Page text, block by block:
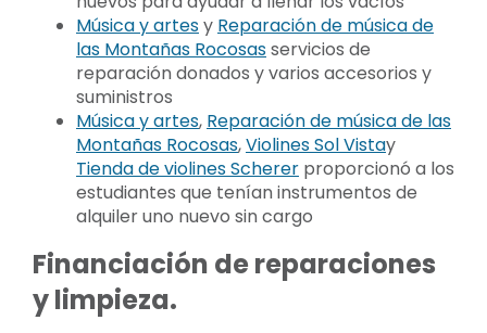
Música y artesy Reparación de música de
las Montañas Rocosasservicios de
reparación donados y varios accesorios y
suministros
Música y artes, Reparación de música de las
Montañas Rocosas,Violines Sol Vistay
Tienda de violines Scherer proporcionó a los
estudiantes que tenían instrumentos de
alquiler uno nuevo sin cargo
Financiación de reparaciones
y limpieza.